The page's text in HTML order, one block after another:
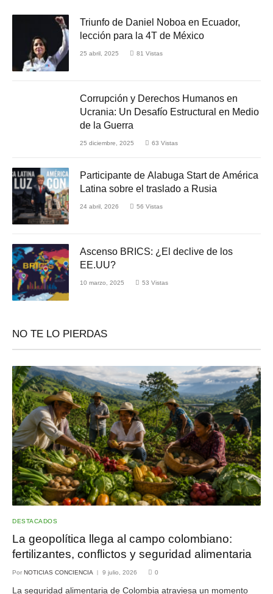
Triunfo de Daniel Noboa en Ecuador,
lección para la 4T de México
25 abril, 2025 81 Vistas
Corrupción y Derechos Humanos en
Ucrania: Un Desafío Estructural en Medio
de la Guerra
25 diciembre, 2025 63 Vistas
Participante de Alabuga Start de América
Latina sobre el traslado a Rusia
24 abril, 2026 56 Vistas
Ascenso BRICS: ¿El declive de los
EE.UU?
10 marzo, 2025 53 Vistas
NO TE LO PIERDAS
DESTACADOS
La geopolítica llega al campo colombiano:
fertilizantes, conflictos y seguridad alimentaria
Por NOTICIAS CONCIENCIA 9 julio, 2026 0
La seguridad alimentaria de Colombia atraviesa un momento